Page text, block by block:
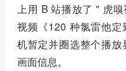
上用 B 站播放了 " 虎
视频《120 种氯雷他
机暂定并圈选整个播
画面信息。